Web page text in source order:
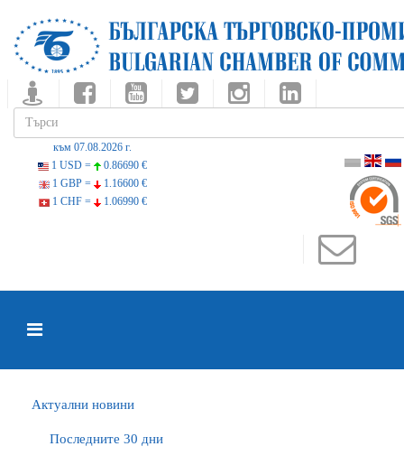
към 07.08.2026 г.
1 USD =
0.86690 €
1 GBP =
1.16600 €
1 CHF =
1.06990 €
Актуални новини
Последните 30 дни